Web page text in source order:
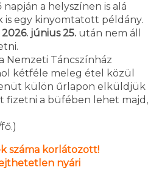
a helyszínen is alá
is egy kinyomtatott példány.
2026. június 25. után nem áll
Nemzeti Táncszínház
kétféle meleg étel közül
külön űrlapon elküldjük
fizetni a büfében lehet majd,
száma korlátozott!
nyári